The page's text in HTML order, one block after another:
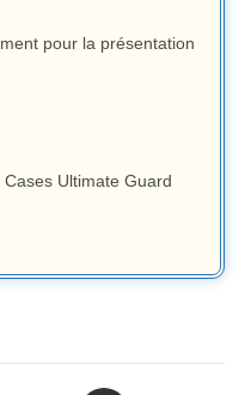
pour la présentation
Ultimate Guard